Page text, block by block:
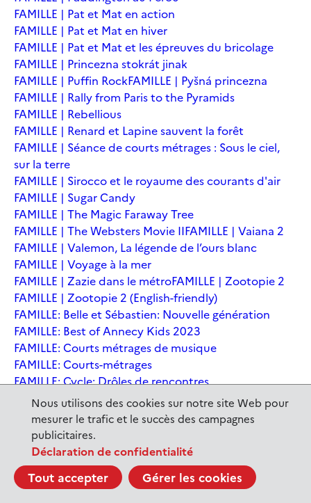
Nous utilisons des cookies sur notre site Web pour
mesurer le trafic et le succès des campagnes
publicitaires.
Déclaration de confidentialité
Tout accepter Gérer les cookies
FAMILLE | Pat et Mat en action
FAMILLE | Pat et Mat en hiver
FAMILLE | Pat et Mat et les épreuves du bricolage
FAMILLE | Princezna stokrát jinak
FAMILLE | Puffin RockFAMILLE | Pyšná princezna
FAMILLE | Rally from Paris to the Pyramids
FAMILLE | Rebellious
FAMILLE | Renard et Lapine sauvent la forêt
FAMILLE | Séance de courts métrages : Sous le ciel,
sur la terre
FAMILLE | Sirocco et le royaume des courants d'air
FAMILLE | Sugar Candy
FAMILLE | The Magic Faraway Tree
FAMILLE | The Websters Movie IIFAMILLE | Vaiana 2
FAMILLE | Valemon, La légende de l’ours blanc
FAMILLE | Voyage à la mer
FAMILLE | Zazie dans le métroFAMILLE | Zootopie 2
FAMILLE | Zootopie 2 (English-friendly)
FAMILLE: Belle et Sébastien: Nouvelle génération
FAMILLE: Best of Annecy Kids 2023
FAMILLE: Courts métrages de musique
FAMILLE: Courts-métrages
FAMILLE: Cycle: Drôles de rencontres
FAMILLE: En sortant de l'école - Andrée Chedid
FAMILLE: Ernest et Célestine: Le voyage en Charabie
FAMILLE: Festival International du court métrage
Clermont-Ferrand
FAMILLE: Kina et Yuk, renards de la banquise
FAMILLE: La Pat' Patrouille : La Super Patrouille, le film